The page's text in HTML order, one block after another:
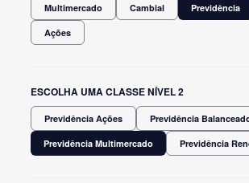
Multimercado Cambial Previdência
Ações
ESCOLHA UMA CLASSE NÍVEL 2
Previdência Ações Previdência
Previdência Multimercado Previdência